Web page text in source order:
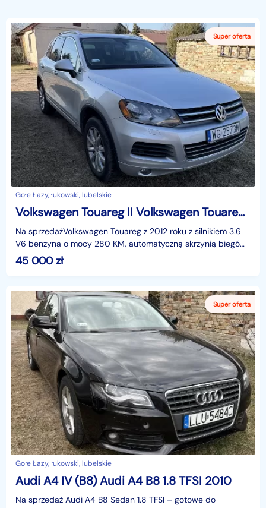
Gołe Łazy, łukowski, lubelskie
Volkswagen Touareg II Volkswagen Touareg 3,6 / 2012 / 280 KM / SUV
Na sprzedażVolkswagen Touareg z 2012 roku z silnikiem 3.6
V6 benzyna o mocy 280 KM, automatyczną skrzynią biegów
oraz napędem 4x4. Samochód w kolorze srebrnym,
45 000zł
Gołe Łazy, łukowski, lubelskie
Audi A4 IV (B8) Audi A4 B8 1.8 TFSI 2010
Na sprzedaż Audi A4 B8 Sedan 1.8 TFSI – gotowe do